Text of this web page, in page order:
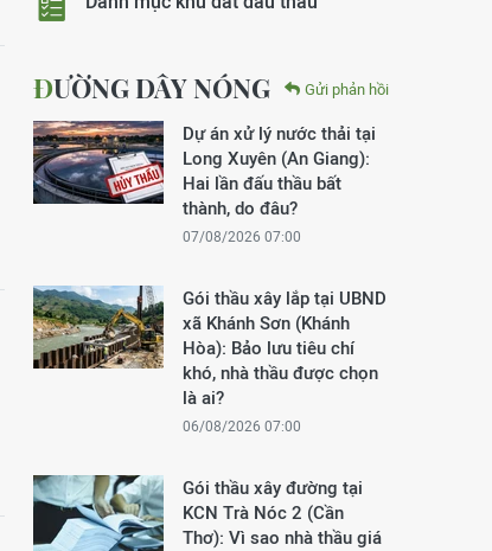
ĐƯỜNG DÂY NÓNG Gửi phản hồi
Dự án xử lý nước thải tại
Long Xuyên (An Giang):
Hai lần đấu thầu bất
thành, do đâu?
07/08/2026 07:00
Gói thầu xây lắp tại UBND
xã Khánh Sơn (Khánh
Hòa): Bảo lưu tiêu chí
khó, nhà thầu được chọn
là ai?
06/08/2026 07:00
Gói thầu xây đường tại
KCN Trà Nóc 2 (Cần
Thơ): Vì sao nhà thầu giá